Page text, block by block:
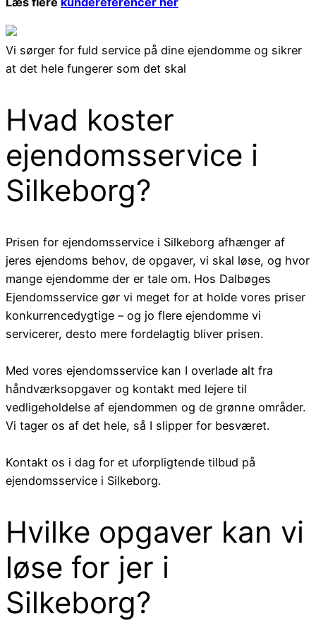
Vi sørger for fuld service på dine ejendomme og sikrer
at det hele fungerer som det skal
Hvad koster
ejendomsservice i
Silkeborg?
Prisen for ejendomsservice i Silkeborg afhænger af
jeres ejendoms behov, de opgaver, vi skal løse, og hvor
mange ejendomme der er tale om. Hos Dalbøges
Ejendomsservice gør vi meget for at holde vores priser
konkurrencedygtige – og jo flere ejendomme vi
servicerer, desto mere fordelagtig bliver prisen.
Med vores ejendomsservice kan I overlade alt fra
håndværksopgaver og kontakt med lejere til
vedligeholdelse af ejendommen og de grønne områder.
Vi tager os af det hele, så I slipper for besværet.
Kontakt os i dag for et uforpligtende tilbud på
ejendomsservice i Silkeborg.
Hvilke opgaver kan vi
løse for jer i
Silkeborg?